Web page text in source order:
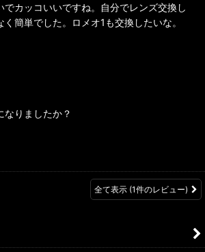
でカッコいいですね。自分でレンズ交換し
簡単でした。ロメオ1も交換したいな。
なりましたか？
全て表示 (1件のレビュー)